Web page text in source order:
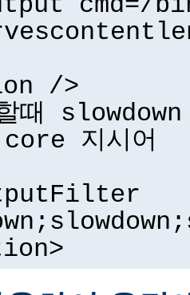
/>
때
지시어